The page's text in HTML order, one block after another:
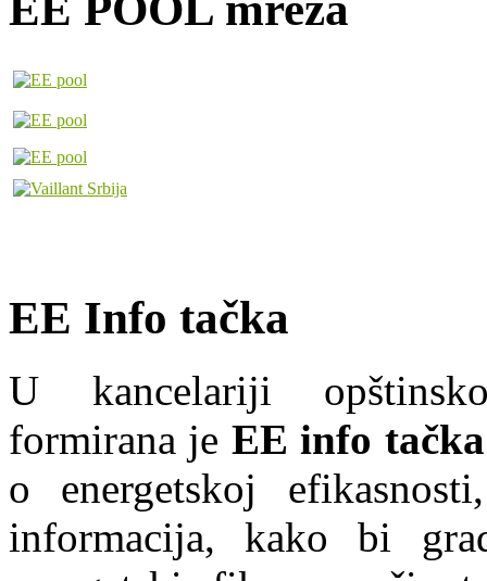
EE Info tačka
U kancelariji
formirana je EE info tačka
o energetskoj
informacija, kako bi